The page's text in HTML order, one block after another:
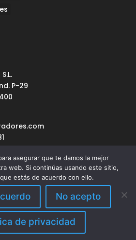
P-29
Themes| Desarrollado por
WordPress
asegurar que te damos la mejor
web. Si continúas usando este sitio,
estás de acuerdo con ello.
No acepto
de privacidad